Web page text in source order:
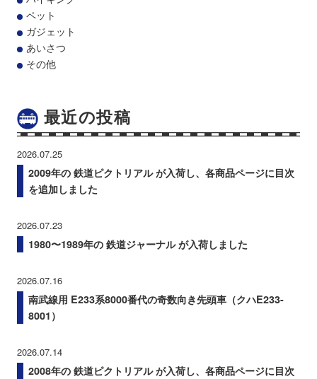
ペット
ガジェット
あいさつ
その他
最近の投稿
2026.07.25
2009年の 鉄道ピクトリアル が入荷し、各商品ページに目次
を追加しました
2026.07.23
1980〜1989年の 鉄道ジャーナル が入荷しました
2026.07.16
南武線用 E233系8000番代の奇数向き先頭車（クハE233-
8001）
2026.07.14
2008年の 鉄道ピクトリアル が入荷し、各商品ページに目次